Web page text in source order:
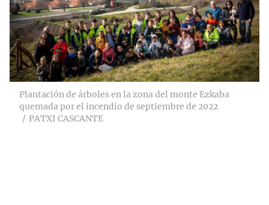
Plantación de árboles en la zona del monte Ezkaba
quemada por el incendio de septiembre de 2022
PATXI CASCANTE